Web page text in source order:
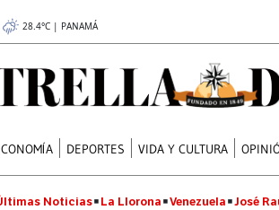
28.4°C | PANAMÁ
DEPORTES VIDA Y CULTURA
Noticias La Llorona Venezuela José